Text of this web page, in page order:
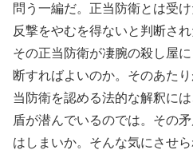
問う一編だ。正当防衛とは受
反撃をやむを得ないと判断さ
その正当防衛が凄腕の殺し屋
断すればよいのか。そのあた
当防衛を認める法的な解釈に
盾が潜んでいるのでは。その
はしまいか。そんな気にさせら